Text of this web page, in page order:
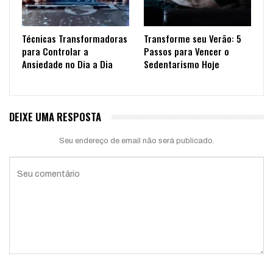
Técnicas Transformadoras
para Controlar a
Ansiedade no Dia a Dia
Transforme seu Verão: 5
Passos para Vencer o
Sedentarismo Hoje
DEIXE UMA RESPOSTA
Seu endereço de email não será publicado.